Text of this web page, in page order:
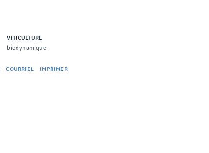
VITICULTURE
biodynamique
COURRIEL IMPRIMER